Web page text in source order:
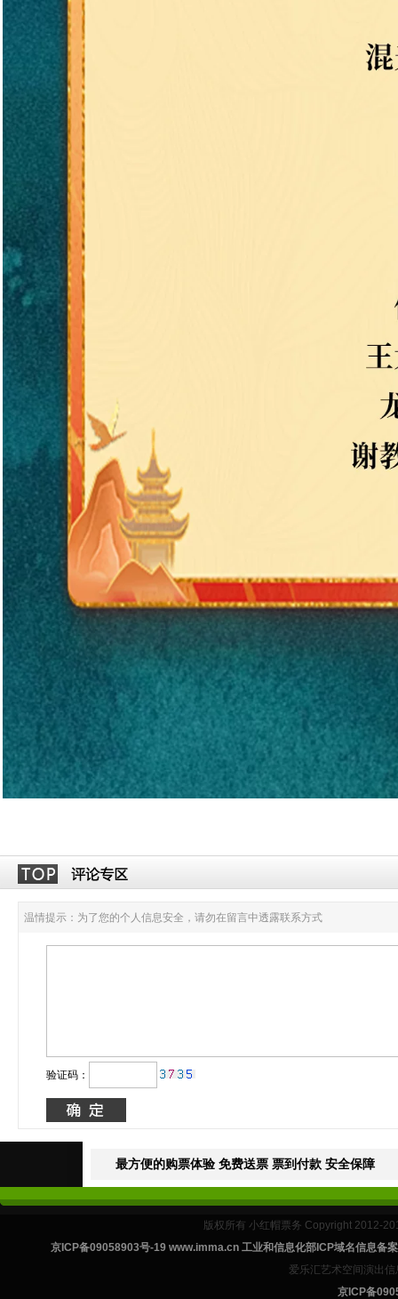
温情提示：为了您的个人信息安全，请勿在留言中透露联系方式
验证码：
最方便的购票体验 免费送票 票到付款 安全保障
版权所有 小红帽票务 Copyright 2012-
京ICP备09058903号-19 www.imma.cn 工业和信息化部ICP域名信息备
爱乐汇艺术空间演出
京ICP备